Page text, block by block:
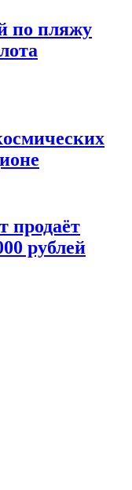
по пляжу
продаёт
рублей